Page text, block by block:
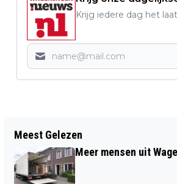
Krijg iedere dag het
DE HUISARTSENPOST IS
SPOED, ANDERS GAAT
Meest Gelezen
Meer mensen uit